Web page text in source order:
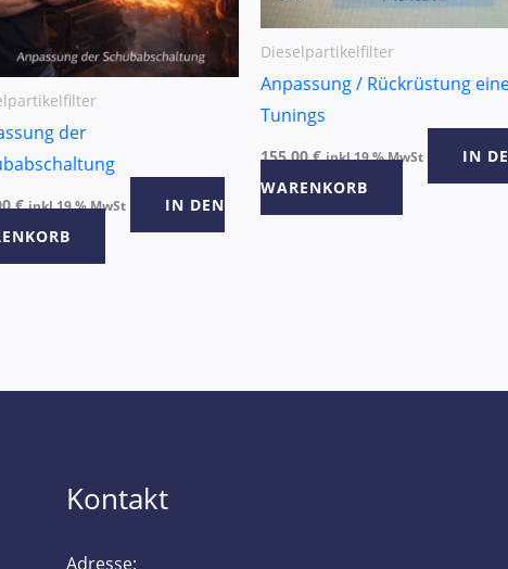
der
€ inkl 19 % MwSt
IN DEN
Dieselpartikelfilter
Anpassung / Rückrüstung
Tunings
155,00€ inkl 19 % MwSt
IN
WARENKORB
Kontakt
Adresse: